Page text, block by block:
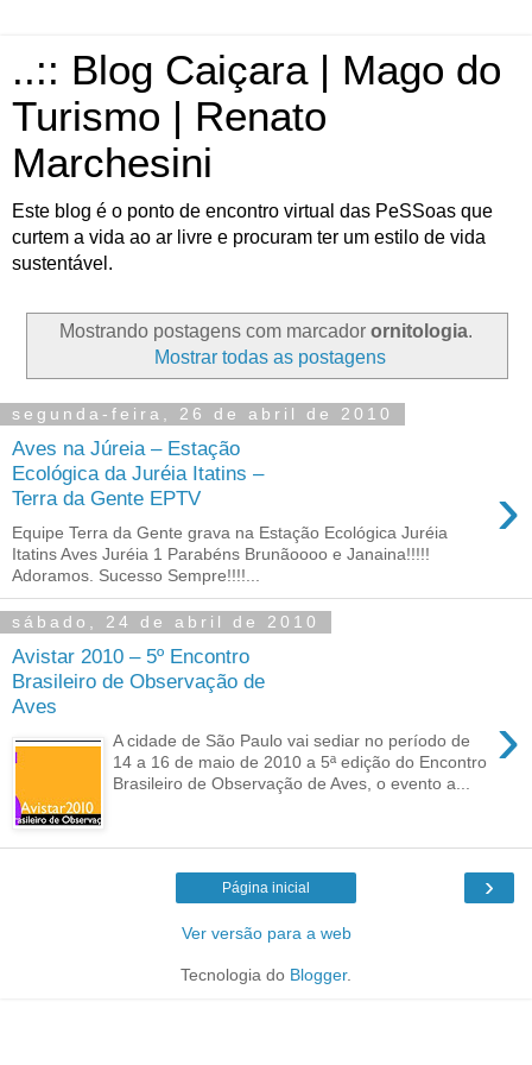
..:: Blog Caiçara | Mago do
Turismo | Renato
Marchesini
Este blog é o ponto de encontro virtual das PeSSoas que
curtem a vida ao ar livre e procuram ter um estilo de vida
sustentável.
Mostrando postagens com marcador ornitologia.
Mostrar todas as postagens
segunda-feira, 26 de abril de 2010
Aves na Júreia – Estação
Ecológica da Juréia Itatins –
Terra da Gente EPTV
›
Equipe Terra da Gente grava na Estação Ecológica Juréia
Itatins Aves Juréia 1 Parabéns Brunãoooo e Janaina!!!!!
Adoramos. Sucesso Sempre!!!!...
sábado, 24 de abril de 2010
Avistar 2010 – 5º Encontro
Brasileiro de Observação de
Aves
›
A cidade de São Paulo vai sediar no período de
14 a 16 de maio de 2010 a 5ª edição do Encontro
Brasileiro de Observação de Aves, o evento a...
›
Página inicial
Ver versão para a web
Tecnologia do Blogger.